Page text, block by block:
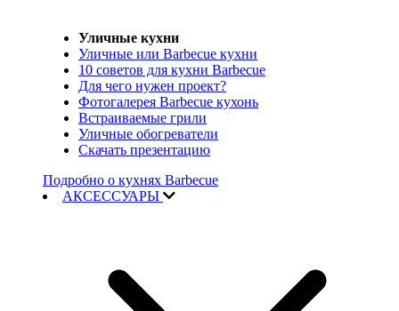
Уличные кухни
Уличные или Barbecue кухни
10 советов для кухни Barbecue
Для чего нужен проект?
Фотогалерея Barbecue кухонь
Встраиваемые грили
Уличные обогреватели
Скачать презентацию
Подробно о кухнях Barbecue
АКСЕССУАРЫ